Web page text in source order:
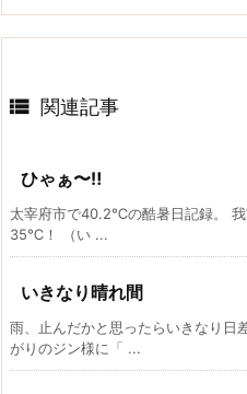
 関連記事
ひゃぁ〜‼
太宰府市で40.2℃の酷暑日記録。
35℃！ （い ...
いきなり晴れ間
雨、止んだかと思ったらいきなり日
がりのジン様に「 ...